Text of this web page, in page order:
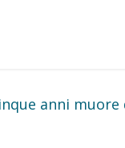
anni